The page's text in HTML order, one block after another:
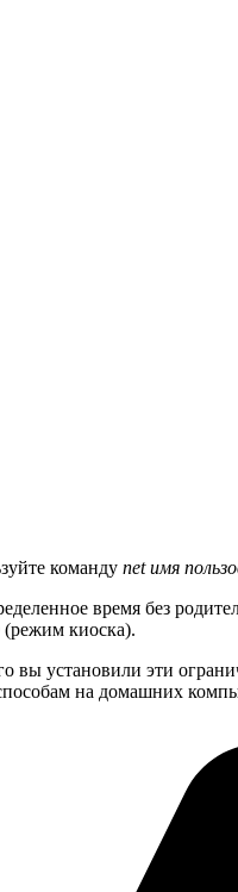
команду net имя
время без
(режим киоска).
вы установили эти
на домашних